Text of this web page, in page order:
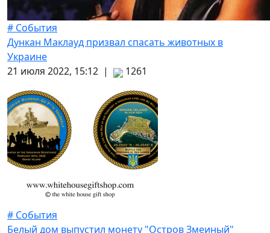
# События
Дункан Маклауд призвал спасать животных в
Украине
21 июля 2022, 15:12 |
1261
# События
Белый дом выпустил монету "Остров Змеиный"